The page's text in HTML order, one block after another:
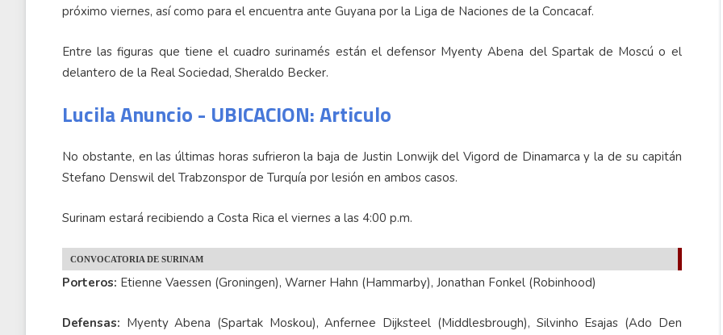
próximo viernes, así como para el encuentra ante Guyana por la Liga de Naciones de la Concacaf.
Entre las figuras que tiene el cuadro surinamés están el defensor Myenty Abena del Spartak de Moscú o el
delantero de la Real Sociedad, Sheraldo Becker.
Lucila Anuncio - UBICACION: Articulo
No obstante, en las últimas horas sufrieron la baja de Justin Lonwijk del Vigord de Dinamarca y la de su capitán
Stefano Denswil del Trabzonspor de Turquía por lesión en ambos casos.
Surinam estará recibiendo a Costa Rica el viernes a las 4:00 p.m.
CONVOCATORIA DE SURINAM
Porteros: Etienne Vaessen (Groningen), Warner Hahn (Hammarby), Jonathan Fonkel (Robinhood)
Defensas: Myenty Abena (Spartak Moskou), Anfernee Dijksteel (Middlesbrough), Silvinho Esajas (Ado Den